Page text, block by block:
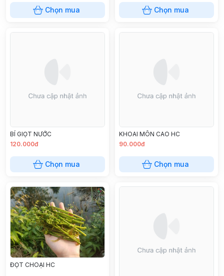
Chọn mua Chọn mua
BÍ GIỌT NƯỚC
120.000đ
Chọn mua
KHOAI MÔN CAO HC
90.000đ
Chọn mua
ĐỌT CHOẠI HC